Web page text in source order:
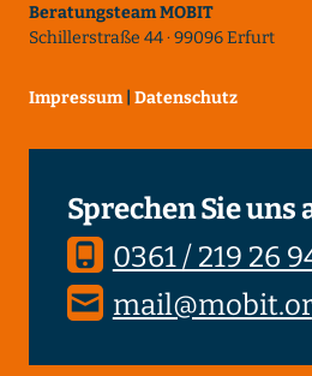
Beratungsteam MOBIT
Schillerstraße 44 · 99096 Erfurt
Impressum Datenschutz
Sprechen Sie uns
0361 / 219 26